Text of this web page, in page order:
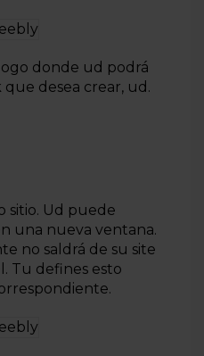
donde ud podrá
desea crear, ud.
sitio. Ud puede
una nueva ventana.
no saldrá de su site
Tu defines esto